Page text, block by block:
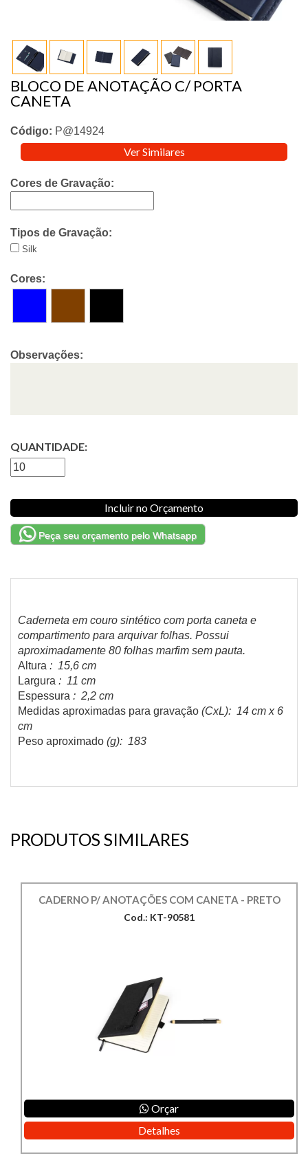
BLOCO DE ANOTAÇÃO C/ PORTA
CANETA
Código: P@14924
Ver Similares
Cores de Gravação:
Tipos de Gravação:
Silk
Cores:
Observações:
QUANTIDADE:
Incluir no Orçamento
Peça seu orçamento pelo Whatsapp
Caderneta em couro sintético com porta caneta e
compartimento para arquivar folhas. Possui
aproximadamente 80 folhas marfim sem pauta.
Altura : 15,6 cm
Largura : 11 cm
Espessura : 2,2 cm
Medidas aproximadas para gravação (CxL): 14 cm x 6
cm
Peso aproximado (g): 183
PRODUTOS SIMILARES
CADERNO P/ ANOTAÇÕES COM CANETA - PRETO
Cod.: KT-90581
Orçar
Detalhes